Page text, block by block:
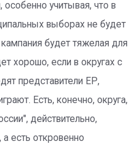
особенно учитывая, что в
выборах не будет
будет тяжелая для
хорошо, если в округах с
представители ЕР,
Есть, конечно, округа,
действительно,
есть откровенно